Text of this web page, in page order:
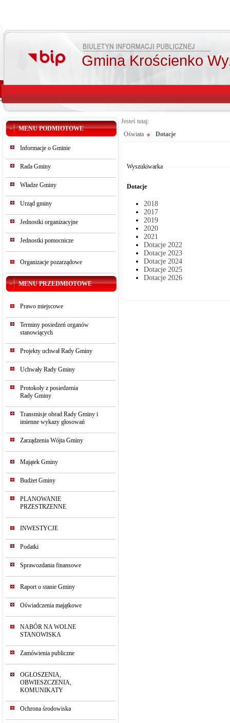
Gmina Krościenko
MENU PODMIOTOWE
Informacje o Gminie
Rada Gminy
Władze Gminy
Urząd gminy
Jednostki organizacyjne
Jednostki pomocnicze
Organizacje pozarządowe
MENU PRZEDMIOTOWE
Prawo miejscowe
Terminy posiedzeń organów
stanowiących
Projekty uchwał Rady Gminy
Uchwały Rady Gminy
Protokoły z posiedzenia
Rady Gminy
Transmisje obrad Rady Gminy i
imienne wykazy głosowań
Zarządzenia Wójta Gminy
Majątek Gminy
Budżet Gminy
PLANOWANIE
PRZESTRZENNE
INWESTYCJE
Podatki
Sprawozdania finansowe
Raport o stanie Gminy
Oświadczenia majątkowe
NABÓR NA WOLNE
STANOWISKA
Zamówienia publiczne
OGŁOSZENIA,
OBWIESZCZENIA,
KOMUNIKATY
Ochrona środowiska
Jesteś tutaj:
Oświata
Dotacje
Wyszukiwarka
Dotacje
2018
2017
2019
2020
2021
Dotacje 2022
Dotacje 2023
Dotacje 2024
Dotacje 2025
Dotacje 2026